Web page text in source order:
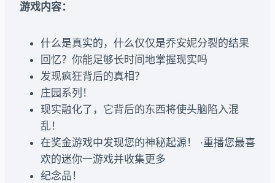
游戏内容：
什么是真实的，什么仅仅是乔安妮分裂的结果
回忆？你能足够长时间地掌握现实吗
发现疯狂背后的真相？
庄园系列！
现实融化了，它背后的东西将使头脑陷入混
乱！
在奖金游戏中发现您的神秘起源！ ·重播您最喜
欢的迷你一​​游戏并收集更多
纪念品！